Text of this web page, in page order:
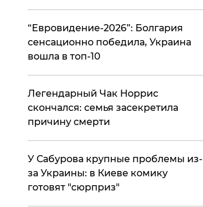
​“Евровидение-2026”: Болгария
сенсационно победила, Украина
вошла в топ-10
​Легендарный Чак Норрис
скончался: семья засекретила
причину смерти
У Сабурова крупные проблемы из-
за Украины: в Киеве комику
готовят "сюрприз"